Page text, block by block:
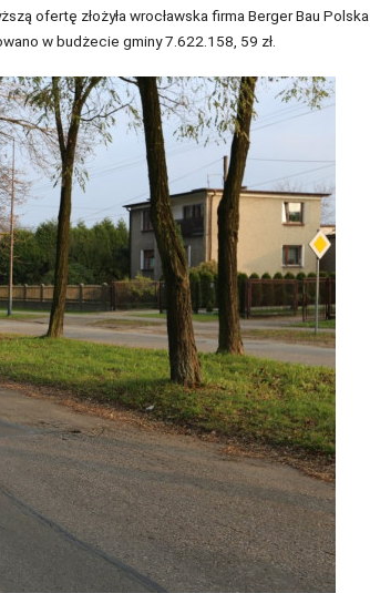
ofertę złożyła wrocławska firma Berger Bau Polska
w budżecie gminy 7.622.158, 59 zł.